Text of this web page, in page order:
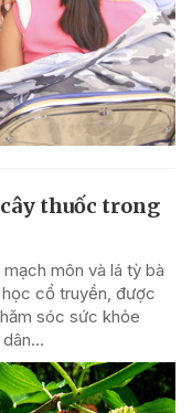
thuốc trong
môn và lá tỳ bà
cổ truyền, được
sóc sức khỏe